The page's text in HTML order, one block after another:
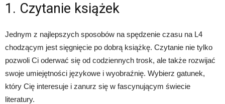
1. Czytanie książek
Jednym z najlepszych sposobów na spędzenie czasu na L4
chodzącym jest sięgnięcie po dobrą książkę. Czytanie nie tylko
pozwoli Ci oderwać się od codziennych trosk, ale także rozwijać
swoje umiejętności językowe i wyobraźnię. Wybierz gatunek,
który Cię interesuje i zanurz się w fascynującym świecie
literatury.